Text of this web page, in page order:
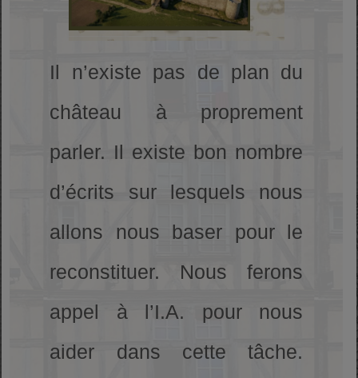
Il n’existe pas de plan du
château à proprement
parler. Il existe bon nombre
d’écrits sur lesquels nous
allons nous baser pour le
reconstituer. Nous ferons
appel à l’I.A. pour nous
aider dans cette tâche.